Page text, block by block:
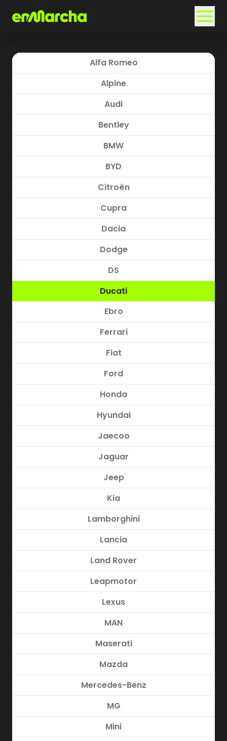
Alfa Romeo
Alpine
Audi
Bentley
BMW
BYD
Citroën
Cupra
Dacia
Dodge
DS
Ducati
Ebro
Ferrari
Fiat
Ford
Honda
Hyundai
Jaecoo
Jaguar
Jeep
Kia
Lamborghini
Lancia
Land Rover
Leapmotor
Lexus
MAN
Maserati
Mazda
Mercedes-Benz
MG
Mini